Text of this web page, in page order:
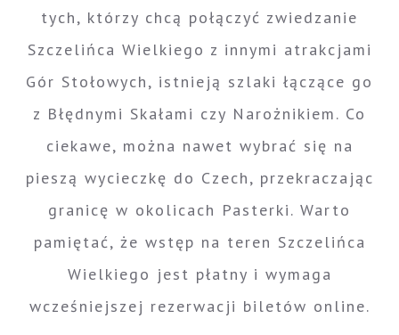
tych, którzy chcą połączyć zwiedzanie
Szczelińca Wielkiego z innymi atrakcjami
Gór Stołowych, istnieją szlaki łączące go
z Błędnymi Skałami czy Narożnikiem. Co
ciekawe, można nawet wybrać się na
pieszą wycieczkę do Czech, przekraczając
granicę w okolicach Pasterki. Warto
pamiętać, że wstęp na teren Szczelińca
Wielkiego jest płatny i wymaga
wcześniejszej rezerwacji biletów online.